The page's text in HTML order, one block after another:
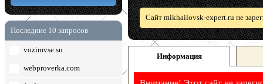
Последние 10 запросов
vozimvse.su
webproverka.com
Сайт mikhailovsk-expert.ru не
Информация